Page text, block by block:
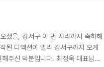
셨을, 강서구 이 먼 자리까지 축하해
된 디액션이 멀리 강서구까지 오게
주신 덕분입니다. 최정욱 대표님의